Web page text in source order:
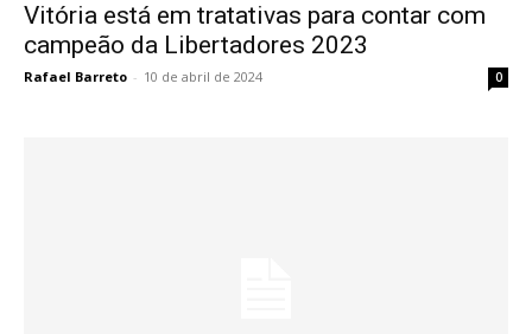
Vitória está em tratativas para contar com
campeão da Libertadores 2023
Rafael Barreto - 10 de abril de 2024 0